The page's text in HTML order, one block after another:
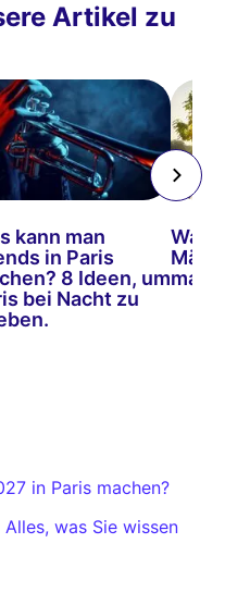
Artikel zu
kann man
in Paris
8 Ideen, um
bei Nacht zu
Was
März
in Paris machen?
was Sie wissen